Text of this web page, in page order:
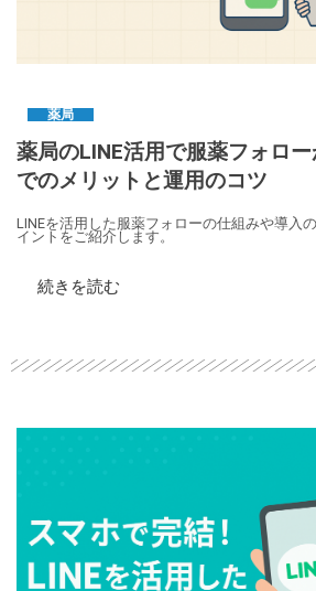
薬局
薬局のLINE活用で服薬フォロ
でのメリットと運用のコツ
LINEを活用した服薬フォローの仕組みや導入
イントをご紹介します。
続きを読む